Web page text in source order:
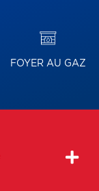
FOYER AU GAZ